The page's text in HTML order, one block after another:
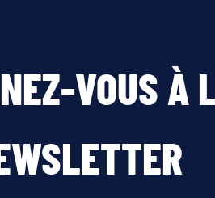
son gaz
VOUS À